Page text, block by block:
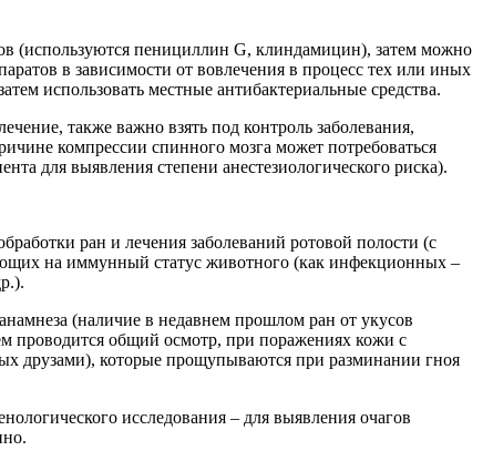
(используются пенициллин G, клиндамицин), затем можно
в зависимости от вовлечения в процесс тех или иных
использовать местные антибактериальные средства.
также важно взять под контроль заболевания,
компрессии спинного мозга может потребоваться
для выявления степени анестезиологического риска).
ран и лечения заболеваний ротовой полости (с
на иммунный статус животного (как инфекционных –
(наличие в недавнем прошлом ран от укусов
проводится общий осмотр, при поражениях кожи с
друзами), которые прощупываются при разминании гноя
исследования – для выявления очагов